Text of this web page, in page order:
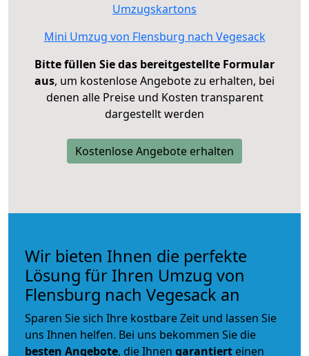
Umzugskartons
Mini Umzug von Flensburg nach Vegesack
Bitte füllen Sie das bereitgestellte Formular
aus, um kostenlose Angebote zu erhalten, bei
denen alle Preise und Kosten transparent
dargestellt werden
Kostenlose Angebote erhalten
Wir bieten Ihnen die perfekte
Lösung für Ihren Umzug von
Flensburg nach Vegesack an
Sparen Sie sich Ihre kostbare Zeit und lassen Sie
uns Ihnen helfen. Bei uns bekommen Sie die
besten Angebote, die Ihnen garantiert einen